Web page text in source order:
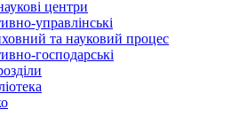
центри
управлінські
та науковий процес
господарські